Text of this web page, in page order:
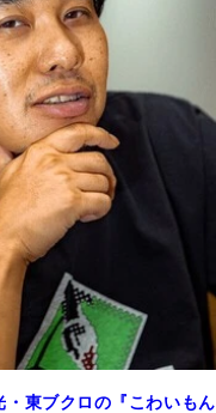
・東ブクロの『こわいもん